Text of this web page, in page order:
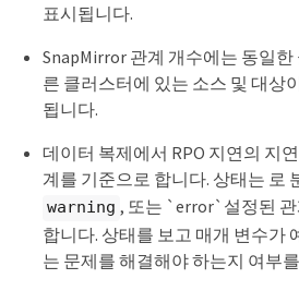
표시됩니다.
SnapMirror 관계 개수에는 동일
른 클러스터에 있는 소스 및 대상
됩니다.
데이터 복제에서 RPO 지연의 지
계를 기준으로 합니다. 상태는 로
warning , 또는 `error`설정된
합니다. 상태를 보고 매개 변수가
는 문제를 해결해야 하는지 여부